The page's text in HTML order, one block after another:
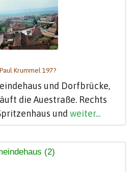
Krummel 197?
und Dorfbrücke,
die Auestraße. Rechts
und weiter...
(2)